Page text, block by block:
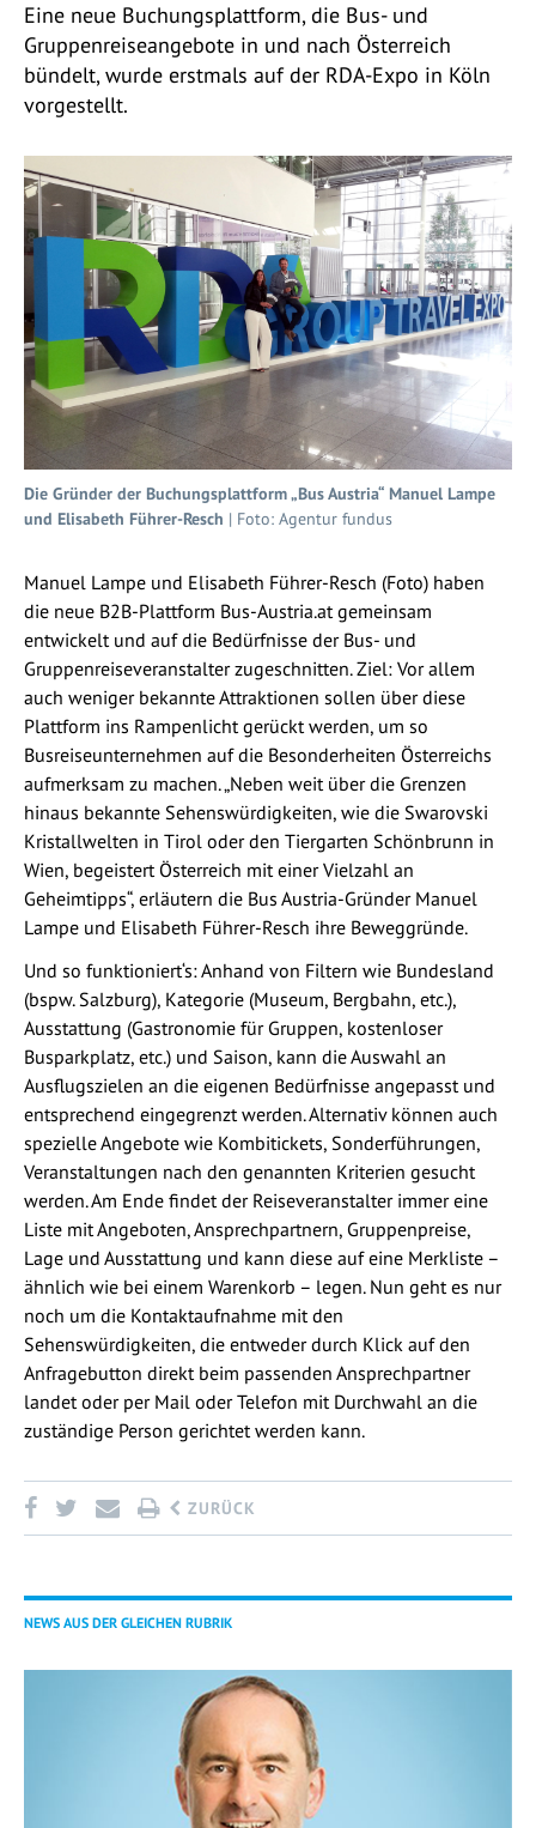
Eine neue Buchungsplattform, die Bus- und
Gruppenreiseangebote in und nach Österreich
bündelt, wurde erstmals auf der RDA-Expo in Köln
vorgestellt.
Die Gründer der Buchungsplattform „Bus Austria“ Manuel Lampe
und Elisabeth Führer-Resch | Foto: Agentur fundus
Manuel Lampe und Elisabeth Führer-Resch (Foto) haben
die neue B2B-Plattform Bus-Austria.at gemeinsam
entwickelt und auf die Bedürfnisse der Bus- und
Gruppenreiseveranstalter zugeschnitten. Ziel: Vor allem
auch weniger bekannte Attraktionen sollen über diese
Plattform ins Rampenlicht gerückt werden, um so
Busreiseunternehmen auf die Besonderheiten Österreichs
aufmerksam zu machen. „Neben weit über die Grenzen
hinaus bekannte Sehenswürdigkeiten, wie die Swarovski
Kristallwelten in Tirol oder den Tiergarten Schönbrunn in
Wien, begeistert Österreich mit einer Vielzahl an
Geheimtipps“, erläutern die Bus Austria-Gründer Manuel
Lampe und Elisabeth Führer-Resch ihre Beweggründe.
Und so funktioniert‘s: Anhand von Filtern wie Bundesland
(bspw. Salzburg), Kategorie (Museum, Bergbahn, etc.),
Ausstattung (Gastronomie für Gruppen, kostenloser
Busparkplatz, etc.) und Saison, kann die Auswahl an
Ausflugszielen an die eigenen Bedürfnisse angepasst und
entsprechend eingegrenzt werden. Alternativ können auch
spezielle Angebote wie Kombitickets, Sonderführungen,
Veranstaltungen nach den genannten Kriterien gesucht
werden. Am Ende findet der Reiseveranstalter immer eine
Liste mit Angeboten, Ansprechpartnern, Gruppenpreise,
Lage und Ausstattung und kann diese auf eine Merkliste –
ähnlich wie bei einem Warenkorb – legen. Nun geht es nur
noch um die Kontaktaufnahme mit den
Sehenswürdigkeiten, die entweder durch Klick auf den
Anfragebutton direkt beim passenden Ansprechpartner
landet oder per Mail oder Telefon mit Durchwahl an die
zuständige Person gerichtet werden kann.
ZURÜCK
NEWS AUS DER GLEICHEN RUBRIK